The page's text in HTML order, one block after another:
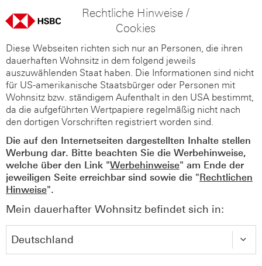
Rechtliche Hinweise /
Cookies
Diese Webseiten richten sich nur an Personen, die ihren
dauerhaften Wohnsitz in dem folgend jeweils
auszuwählenden Staat haben. Die Informationen sind nicht
für US-amerikanische Staatsbürger oder Personen mit
Wohnsitz bzw. ständigem Aufenthalt in den USA bestimmt,
da die aufgeführten Wertpapiere regelmäßig nicht nach
den dortigen Vorschriften registriert worden sind.
Die auf den Internetseiten dargestellten Inhalte stellen
Werbung dar. Bitte beachten Sie die Werbehinweise,
welche über den Link "Werbehinweise" am Ende der
jeweiligen Seite erreichbar sind sowie die "Rechtlichen
Hinweise".
Mein dauerhafter Wohnsitz befindet sich in: